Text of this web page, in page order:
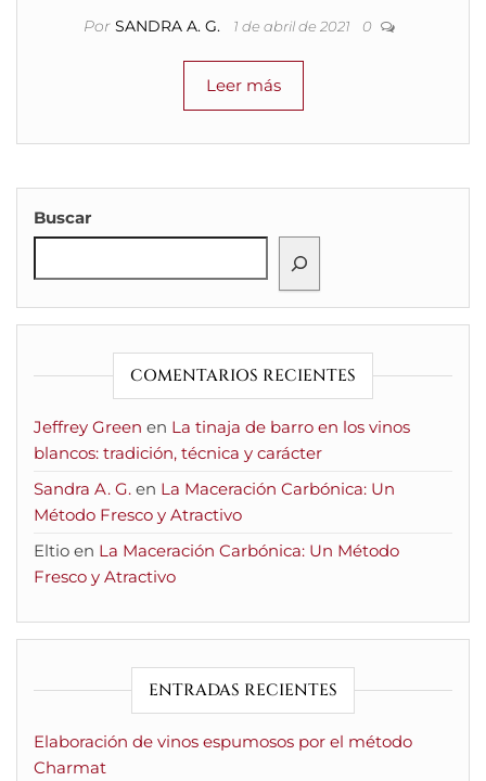
Por SANDRA A. G. 1 de abril de 2021 0
Leer más
Buscar
COMENTARIOS RECIENTES
Jeffrey Green en La tinaja de barro en los vinos
blancos: tradición, técnica y carácter
Sandra A. G. en La Maceración Carbónica: Un
Método Fresco y Atractivo
Eltio en La Maceración Carbónica: Un Método
Fresco y Atractivo
ENTRADAS RECIENTES
Elaboración de vinos espumosos por el método
Charmat